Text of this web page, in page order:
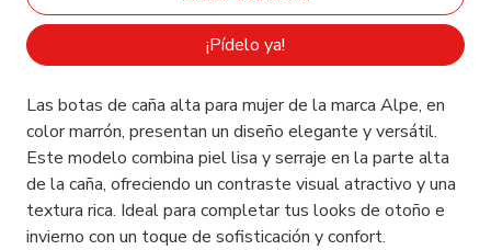
¡Pídelo ya!
Las botas de caña alta para mujer de la marca Alpe, en
color marrón, presentan un diseño elegante y versátil.
Este modelo combina piel lisa y serraje en la parte alta
de la caña, ofreciendo un contraste visual atractivo y una
textura rica. Ideal para completar tus looks de otoño e
invierno con un toque de sofisticación y confort.